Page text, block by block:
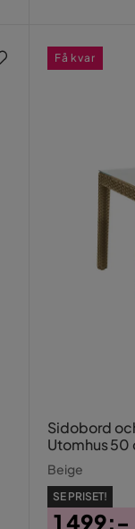
Sidobord
Utomhus 50
Beige
SE PRISET!
1 499:-
Få kvar